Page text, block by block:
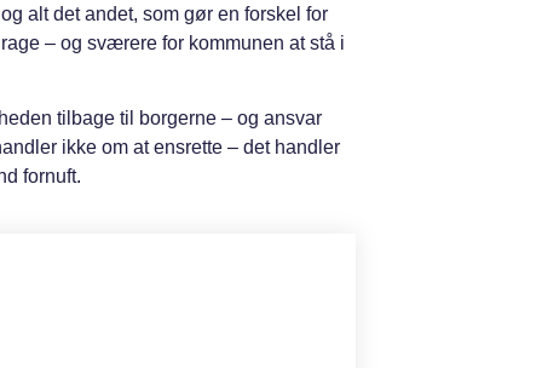
alt det andet, som gør en forskel for
– og sværere for kommunen at stå i
tilbage til borgerne – og ansvar
ikke om at ensrette – det handler
fornuft.